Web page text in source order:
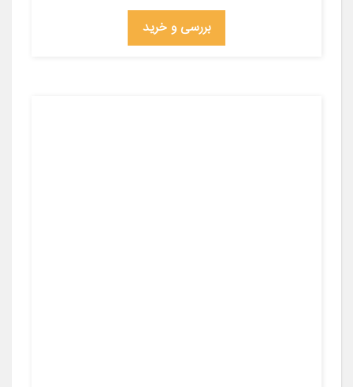
بررسی و خرید